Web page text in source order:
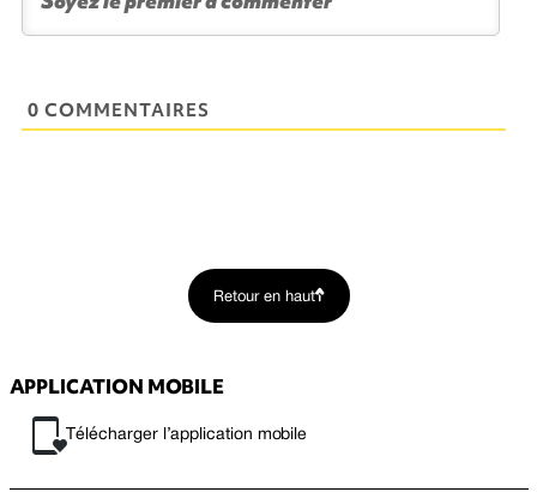
0 COMMENTAIRES
Retour en haut
APPLICATION MOBILE
Télécharger l’application mobile